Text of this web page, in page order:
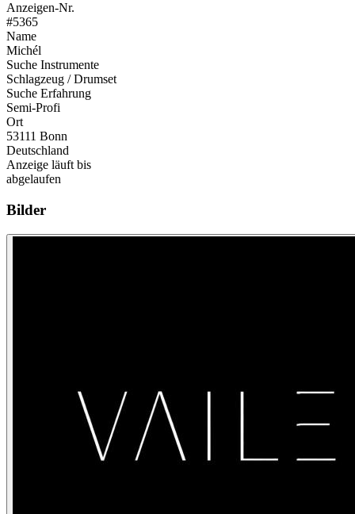
Anzeigen-Nr.
#5365
Name
Michél
Suche Instrumente
Schlagzeug / Drumset
Suche Erfahrung
Semi-Profi
Ort
53111 Bonn
Deutschland
Anzeige läuft bis
abgelaufen
Bilder